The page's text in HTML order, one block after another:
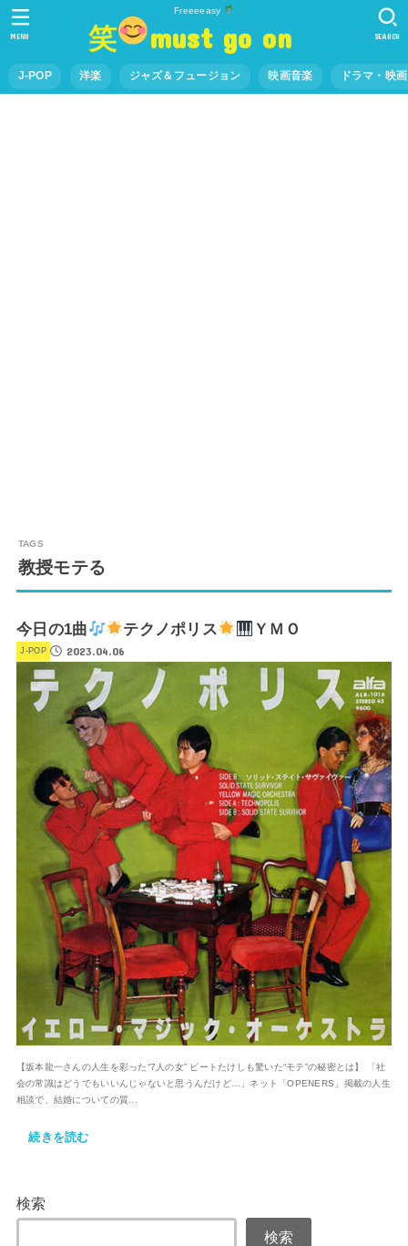
Freeeeasy
笑 must go on
J-POP 洋楽 ジャズ＆フュージョン 映画音楽 ドラマ・映
SEARCH
MENU
教授モテる
今日の1曲 テクノポリス ＹＭＯ
J-POP 2023.04.06
【坂本龍一さんの人生を彩った“7人の女” ビートたけしも驚いた“モテ”の秘密とは】 「社
会の常識はどうでもいいんじゃないと思うんだけど…」ネット「OPENERS」掲載の人生
相談で、結婚についての質...
続きを読む
検索
検索